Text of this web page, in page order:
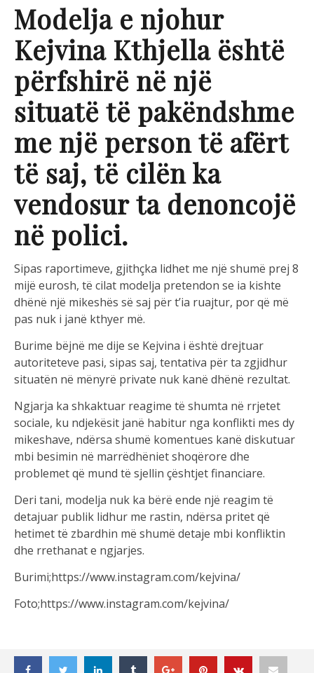
Modelja e njohur
Kejvina Kthjella është
përfshirë në një
situatë të pakëndshme
me një person të afërt
të saj, të cilën ka
vendosur ta denoncojë
në polici.
Sipas raportimeve, gjithçka lidhet me një shumë prej 8
mijë eurosh, të cilat modelja pretendon se ia kishte
dhënë një mikeshës së saj për t’ia ruajtur, por që më
pas nuk i janë kthyer më.
Burime bëjnë me dije se Kejvina i është drejtuar
autoriteteve pasi, sipas saj, tentativa për ta zgjidhur
situatën në mënyrë private nuk kanë dhënë rezultat.
Ngjarja ka shkaktuar reagime të shumta në rrjetet
sociale, ku ndjekësit janë habitur nga konflikti mes dy
mikeshave, ndërsa shumë komentues kanë diskutuar
mbi besimin në marrëdhëniet shoqërore dhe
problemet që mund të sjellin çështjet financiare.
Deri tani, modelja nuk ka bërë ende një reagim të
detajuar publik lidhur me rastin, ndërsa pritet që
hetimet të zbardhin më shumë detaje mbi konfliktin
dhe rrethanat e ngjarjes.
Burimi;https://www.instagram.com/kejvina/
Foto;https://www.instagram.com/kejvina/